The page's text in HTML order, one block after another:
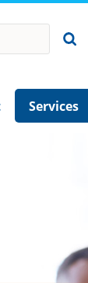
Services